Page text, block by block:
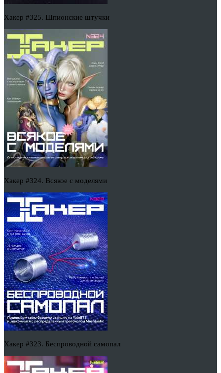
Хакер #325. Шпионские штучки
Хакер #324. Всякое с моделями
Хакер #323. Беспроводной самопал